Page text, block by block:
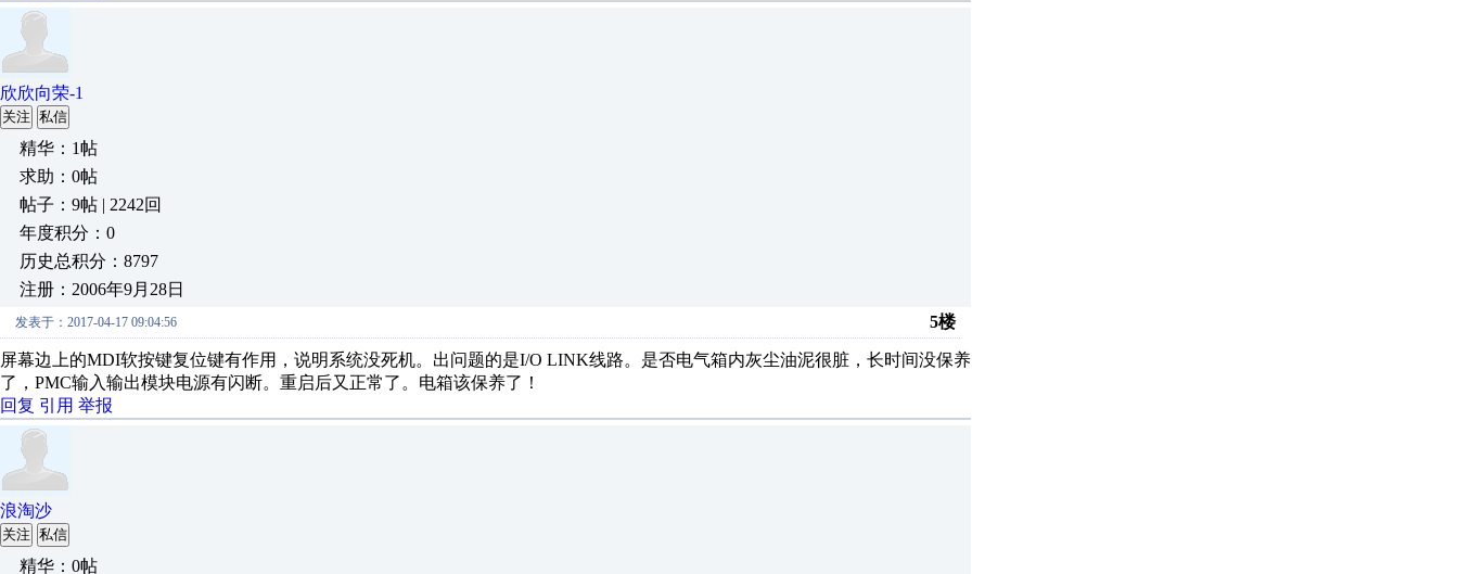
欣欣向荣-1
关注 私信
精华：1帖
求助：0帖
帖子：9帖 | 2242回
年度积分：0
历史总积分：8797
注册：2006年9月28日
发表于：2017-04-17 09:04:56 5楼
屏幕边上的MDI软按键复位键有作用，说明系统没死机。出问题的是I/O LINK线路。是否电气箱内灰尘油泥很脏，长时间没保养
了，PMC输入输出模块电源有闪断。重启后又正常了。电箱该保养了！
回复 引用 举报
浪淘沙
关注 私信
精华：0帖